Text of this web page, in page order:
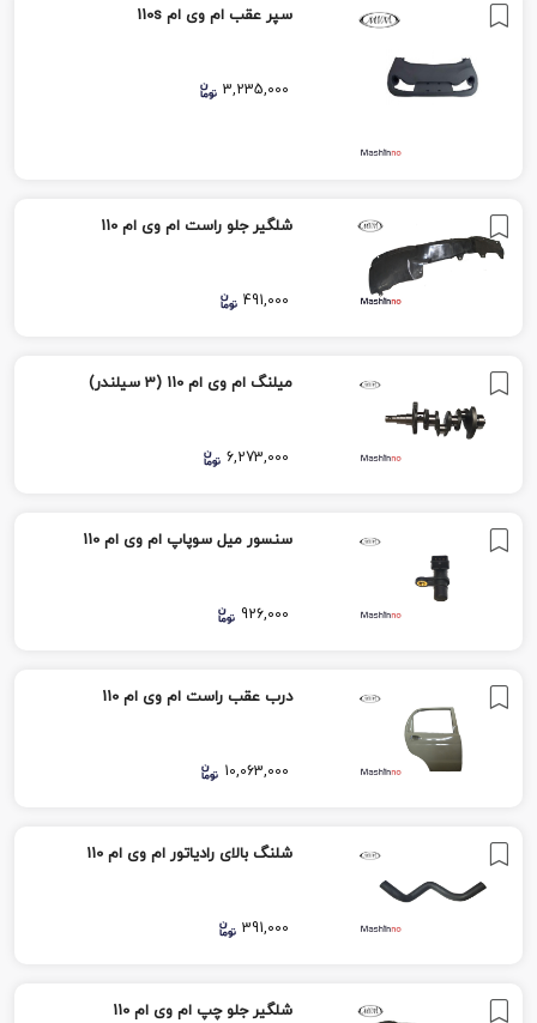
سپر عقب ام وی ام 110s
3,235,000
شلگیر جلو راست ام وی ام 110
491,000
میلنگ ام وی ام 110 (3 سیلندر)
6,273,000
سنسور میل سوپاپ ام وی ام 110
926,000
درب عقب راست ام وی ام 110
10,063,000
شلنگ بالای رادیاتور ام وی ام 110
391,000
شلگیر جلو چپ ام وی ام 110